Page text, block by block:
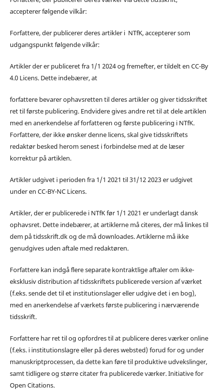
accepterer følgende vilkår:
Forfattere, der publicerer deres artikler i NTfK, accepterer som
udgangspunkt følgende vilkår:
Artikler der er publiceret fra 1/1 2024 og fremefter, er tildelt en CC-By
4.0 Licens. Dette indebærer, at
forfattere bevarer ophavsretten til deres artikler og giver tidsskriftet
ret til første publicering. Endvidere gives andre ret til at dele artiklen
med en anerkendelse af forfatteren og første publicering i NTfK.
Forfattere, der ikke ønsker denne licens, skal give tidsskriftets
redaktør besked herom senest i forbindelse med at de læser
korrektur på artiklen.
Artikler udgivet i perioden fra 1/1 2021 til 31/12 2023 er udgivet
under en CC-BY-NC Licens.
Artikler, der er publicerede i NTfK før 1/1 2021 er underlagt dansk
ophavsret. Dette indebærer, at artiklerne må citeres, der må linkes til
dem på tidsskrift.dk og de må downloades. Artiklerne må ikke
genudgives uden aftale med redaktøren.
Forfattere kan indgå flere separate kontraktlige aftaler om ikke-
eksklusiv distribution af tidsskriftets publicerede version af værket
(f.eks. sende det til et institutionslager eller udgive det i en bog),
med en anerkendelse af værkets første publicering i nærværende
tidsskrift.
Forfattere har ret til og opfordres til at publicere deres værker online
(f.eks. i institutionslagre eller på deres websted) forud for og under
manuskriptprocessen, da dette kan føre til produktive udvekslinger,
samt tidligere og større citater fra publicerede værker. Initiative for
Open Citations.